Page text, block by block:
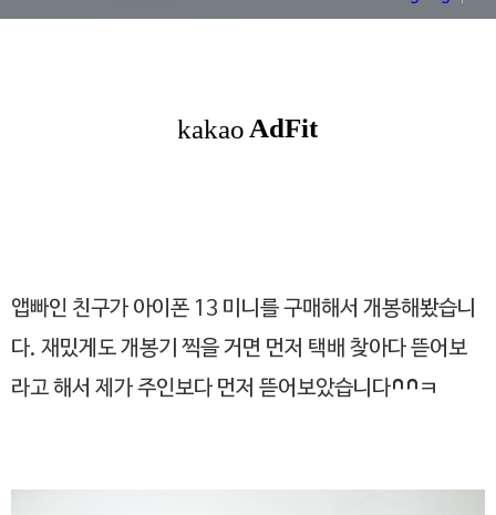
앱빠인 친구가 아이폰 13 미니를 구매해서 개봉해봤습니
다. 재밌게도 개봉기 찍을 거면 먼저 택배 찾아다 뜯어보
라고 해서 제가 주인보다 먼저 뜯어보았습니다^^ㅋ